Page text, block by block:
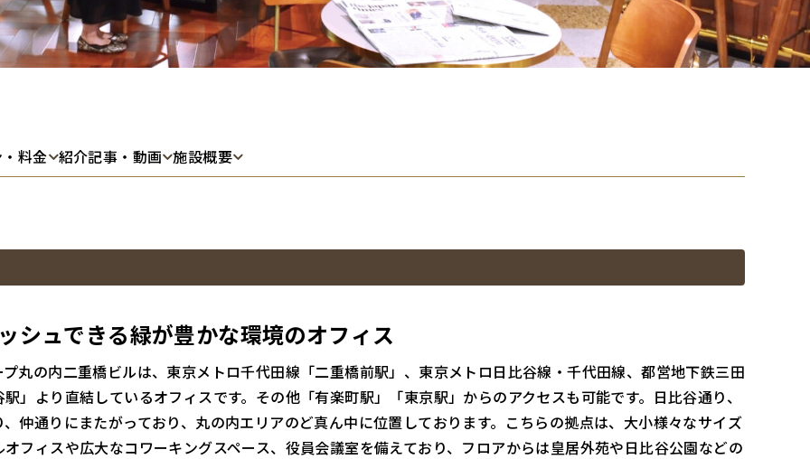
料金 紹介記事・動画 施設概要
シュできる緑が豊かな環境のオフィス
丸の内二重橋ビルは、東京メトロ千代田線「二重橋前駅」、東京メトロ日比谷線・千代田線、都営地下鉄三田
」より直結しているオフィスです。その他「有楽町駅」「東京駅」からのアクセスも可能です。日比谷通り、
仲通りにまたがっており、丸の内エリアのど真ん中に位置しております。こちらの拠点は、大小様々なサイズ
フィスや広大なコワーキングスペース、役員会議室を備えており、フロアからは皇居外苑や日比谷公園などの